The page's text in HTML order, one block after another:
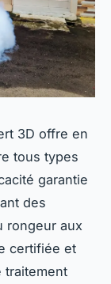
3D offre en
tous types
garantie
des
rongeur aux
certifiée et
traitement